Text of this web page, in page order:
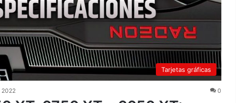
Tarjetas gráficas
2022 0